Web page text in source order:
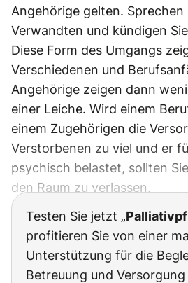
Angehörige gelten. Sprechen
Verwandten und kündigen
Diese Form des Umgangs
Verschiedenen und
Angehörige zeigen dann
einer Leiche. Wird einem
einem Zugehörigen die
Verstorbenen zu viel und er
psychisch belastet, sollten
den Raum zu verlassen.
Testen Sie jetzt „
profitieren Sie von einer
Unterstützung für die
Betreuung und